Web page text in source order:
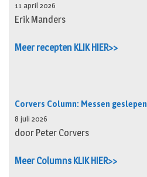
11 april 2026
Erik Manders
Meer recepten KLIK HIER>>
Corvers Column: Messen geslepen
8 juli 2026
door Peter Corvers
Meer Columns KLIK HIER>>